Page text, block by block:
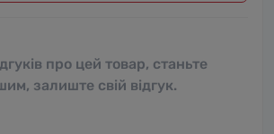
про цей товар, станьте
залиште свій відгук.